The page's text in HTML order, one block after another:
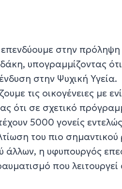
στην
υπογραμμίζοντας
στην Ψυχική Υγεία.
τις οικογένειες με
ότι σε σχετικό
5000 γονείς
του πιο
άλλων, η υφυπουργός
που